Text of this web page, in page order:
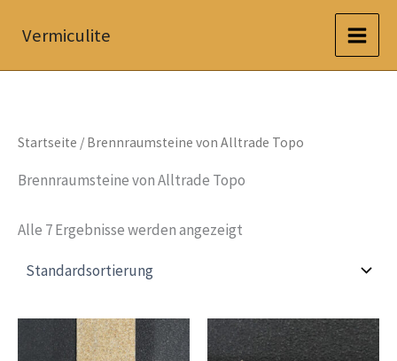
InhaltVermiculite
Startseite / Brennraumsteine von Alltrade Topo
Brennraumsteine von Alltrade Topo
Alle 7 Ergebnisse werden angezeigt